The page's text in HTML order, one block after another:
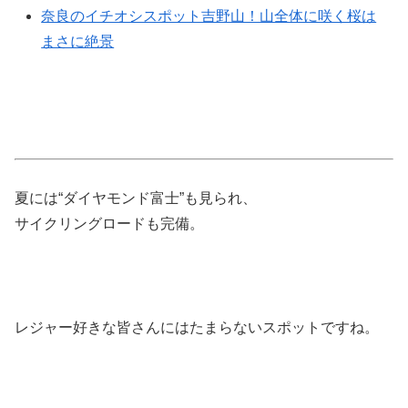
奈良のイチオシスポット吉野山！山全体に咲く桜は
まさに絶景
夏には“ダイヤモンド富士”も見られ、
サイクリングロードも完備。
レジャー好きな皆さんにはたまらないスポットですね。